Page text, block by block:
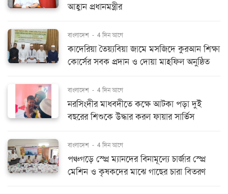
আহ্বান প্রধানমন্ত্রীর
বাংলাদেশ - 4 দিন আগে
কাদেরিয়া তৈয়্যবিয়া জামে মসজিদে কুরআন শিক্ষা
কোর্সের সবক প্রদান ও দোয়া মাহফিল অনুষ্ঠিত
বাংলাদেশ - 4 দিন আগে
নরসিংদীর মাধবদীতে কক্ষে আটকা পড়া দুই
বছরের শিশুকে উদ্ধার করল ফায়ার সার্ভিস
বাংলাদেশ - 4 দিন আগে
পঞ্চগড়ে স্প্রে ম্যানদের বিনামূল্যে চার্জার স্প্রে
মেশিন ও কৃষকদের মাঝে গাছের চারা বিতরণ